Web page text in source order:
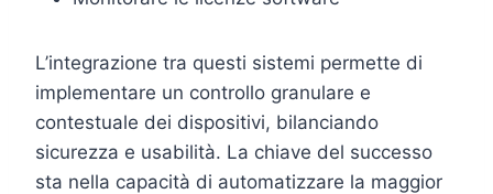
L’integrazione tra questi sistemi permette di
implementare un controllo granulare e
contestuale dei dispositivi, bilanciando
sicurezza e usabilità. La chiave del successo
sta nella capacità di automatizzare la maggior